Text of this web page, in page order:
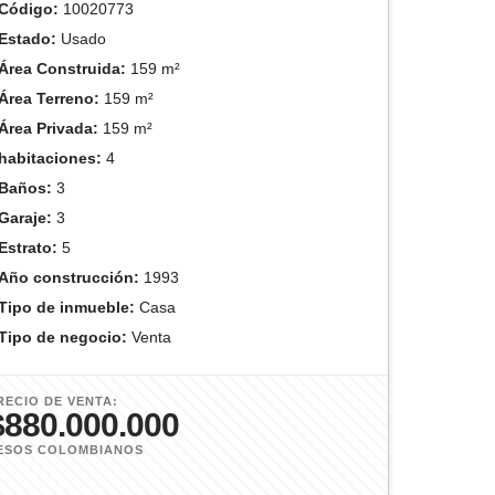
10020773
Usado
Construida: 159 m²
Terreno: 159 m²
Privada: 159 m²
4
3
3
5
construcción: 1993
de inmueble: Casa
de negocio: Venta
DE VENTA:
COLOMBIANOS